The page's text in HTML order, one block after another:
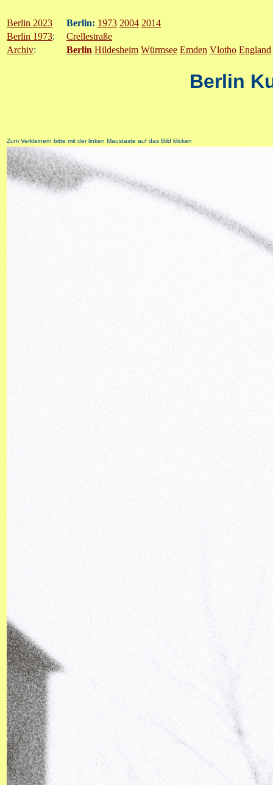
Berlin 2023 Berlin: 1973 2004 2014
Berlin 1973:
Crellestraße
Archiv: Berlin Hildesheim Würmsee Emden Vlotho England
Berlin
Zum Verkleinern bitte mit der linken Maustaste auf das Bild klicken